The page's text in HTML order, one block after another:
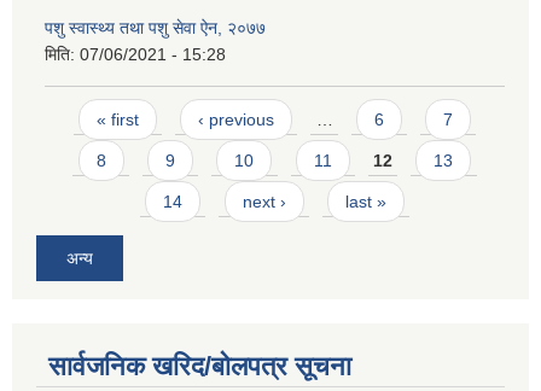
पशु स्वास्थ्य तथा पशु सेवा ऐन, २०७७
मिति: 07/06/2021 - 15:28
Pages
« first ‹ previous 6 7
8 9 10 11 12 13
14 next › last »
अन्य
सार्वजनिक खरिद/बोलपत्र सूचना